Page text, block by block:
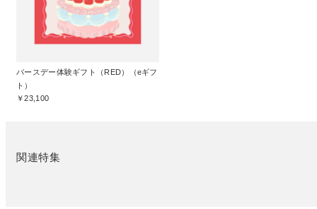
バースデー体験ギフト（RED）（eギフ
ト）
￥23,100
関連特集